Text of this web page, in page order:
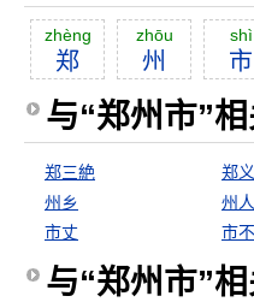
zhèng
郑
zhōu
州
shì
市
与“郑州市”
郑三絶 郑义
州乡
州人
市丈
市
与“郑州市”